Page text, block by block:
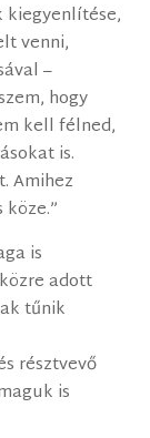
kiegyenlítése,
venni,
–
hogy
kell félned,
is.
Amihez
is
adott
tűnik
résztvevő
is